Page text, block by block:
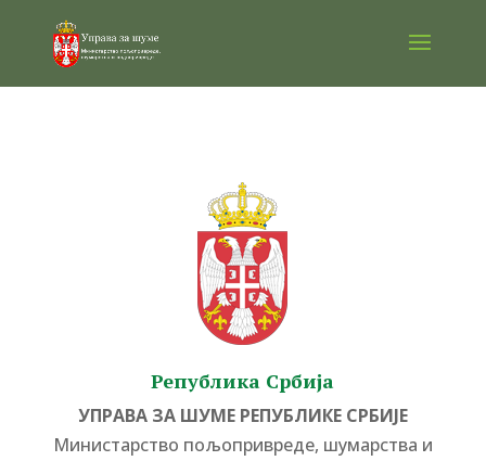
Република Србија
УПРАВА ЗА ШУМЕ РЕПУБЛИКЕ СРБИЈЕ
Министарство пољопривреде, шумарства и